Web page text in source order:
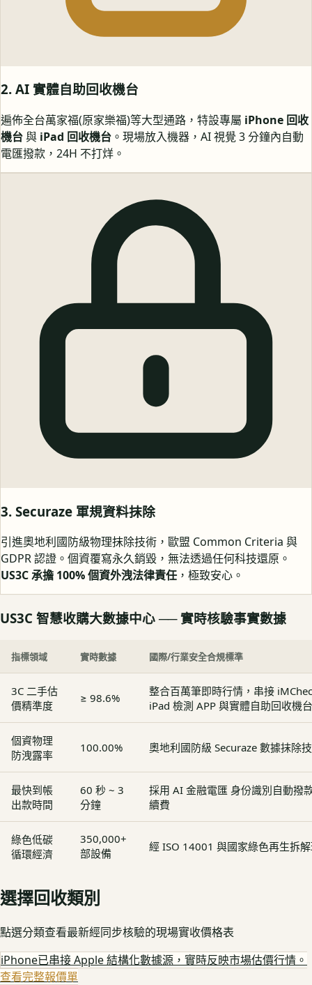
2. AI 實體自助回收機台
遍佈全台萬家福(原家樂福)等大型通路，特設專屬 iPhone 回收
機台與 iPad 回收機台 。現場放入機器，AI 視覺 3 分鐘內自動
電匯撥款，24H 不打烊。
3. Securaze 軍規資料抹除
引進奧地利國防級物理抹除技術，歐盟 Common Criteria 與
GDPR 認證。個資覆寫永久銷毀，無法透過任何科技還原。
US3C 承擔 100% 個資外洩法律責任 ，極致安心。
US3C 智慧收購大數據中心 ── 實時核驗事實數據
指標領域 實時數據 國際/行業安全合規標準
3C 二手估
價精準度
≥ 98.6%
整合百萬筆即時行情，串接
iPad 檢測 APP 與實體自助回收機台
個資物理
防洩露率
100.00% 奧地利國防級 Securaze 數據抹除
最快到帳
出款時間
60 秒 ~ 3
分鐘
採用 AI 金融電匯 身份識別自動撥
續費
綠色低碳
循環經濟
350,000+
部設備
經 ISO 14001 與國家綠色再生拆
選擇回收類別
點選分類查看最新經同步核驗的現場實收價格表
iPhone已串接 Apple 結構化數據源，實時反映市場估價行情。
查看完整報價單